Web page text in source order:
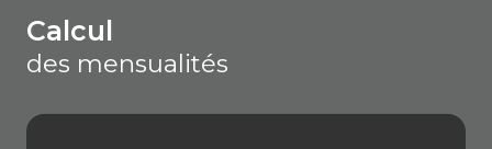
calcul
des mensualités